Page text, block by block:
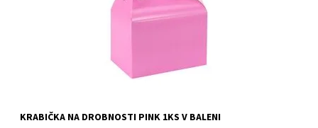
KRABIČKA NA DROBNOSTI PINK 1KS V BALENI